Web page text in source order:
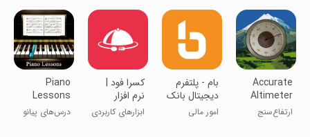
Accurate
Altimeter
ارتفاع‌سنج
بام - پلتفرم
دیجیتال بانک
ملی ایران
امور مالی
‏‏کسرا فود |
نرم افزار
سامانه تغذیه
ابزارهای کاربردی
Piano
Lessons
درس‌های پیانو